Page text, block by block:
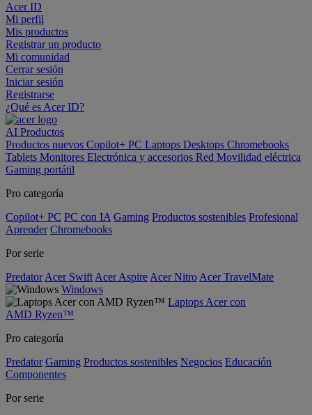
Acer ID
Mi perfil
Mis productos
Registrar un producto
Mi comunidad
Cerrar sesión
Iniciar sesión
Registrarse
¿Qué es Acer ID?
AI Productos
Productos nuevos Copilot+ PC Laptops Desktops Chromebooks
Tablets Monitores Electrónica y accesorios Red Movilidad eléctrica
Gaming portátil
Pro categoría
Copilot+ PC PC con IA Gaming Productos sostenibles Profesional
Aprender Chromebooks
Por serie
Predator Acer Swift Acer Aspire Acer Nitro Acer TravelMate
Windows
Laptops Acer con
AMD Ryzen™
Pro categoría
Predator Gaming Productos sostenibles Negocios Educación
Componentes
Por serie